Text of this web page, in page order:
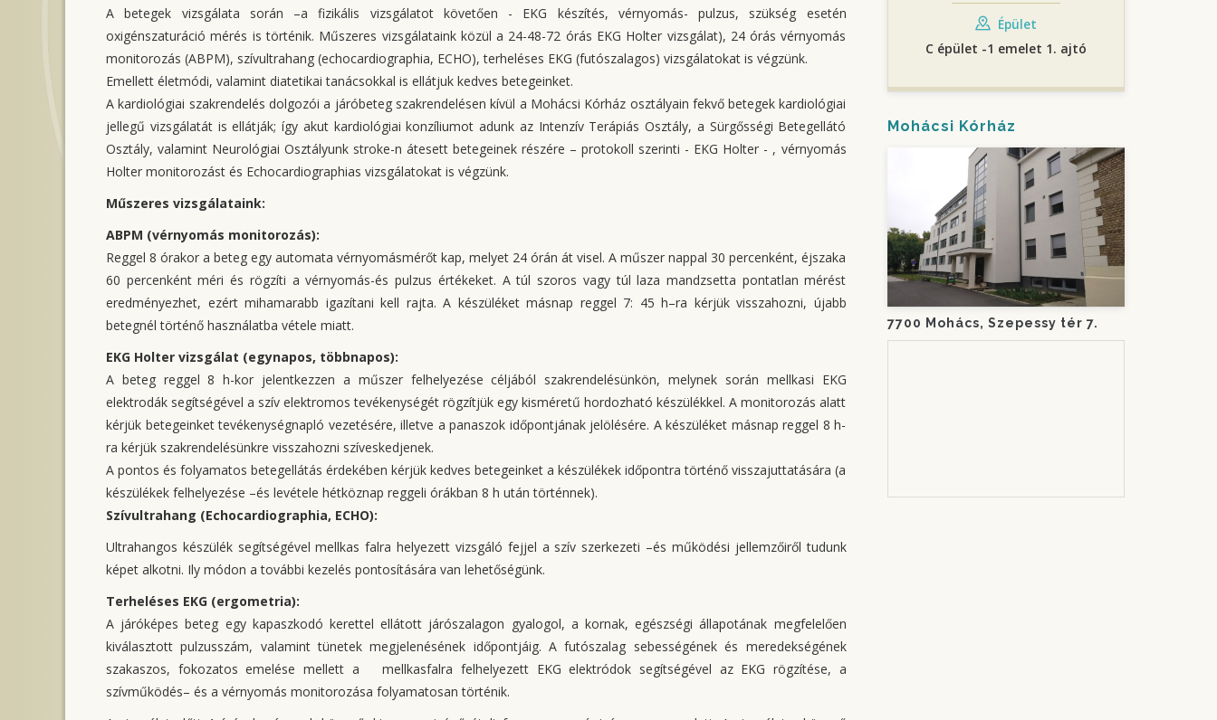
A betegek vizsgálata során –a fizikális vizsgálatot követően - EKG készítés, vérnyomás- pulzus, szükség esetén
oxigénszaturáció mérés is történik. Műszeres vizsgálataink közül a 24-48-72 órás EKG Holter vizsgálat), 24 órás vérnyomás
monitorozás (ABPM), szívultrahang (echocardiographia, ECHO), terheléses EKG (futószalagos) vizsgálatokat is végzünk.
Emellett életmódi, valamint diatetikai tanácsokkal is ellátjuk kedves betegeinket.
A kardiológiai szakrendelés dolgozói a járóbeteg szakrendelésen kívül a Mohácsi Kórház osztályain fekvő betegek kardiológiai
jellegű vizsgálatát is ellátják; így akut kardiológiai konzíliumot adunk az Intenzív Terápiás Osztály, a Sürgősségi Betegellátó
Osztály, valamint Neurológiai Osztályunk stroke-n átesett betegeinek részére – protokoll szerinti - EKG Holter - , vérnyomás
Holter monitorozást és Echocardiographias vizsgálatokat is végzünk.
Műszeres vizsgálataink:
ABPM (vérnyomás monitorozás):
Reggel 8 órakor a beteg egy automata vérnyomásmérőt kap, melyet 24 órán át visel. A műszer nappal 30 percenként, éjszaka
60 percenként méri és rögzíti a vérnyomás-és pulzus értékeket. A túl szoros vagy túl laza mandzsetta pontatlan mérést
eredményezhet, ezért mihamarabb igazítani kell rajta. A készüléket másnap reggel 7: 45 h–ra kérjük visszahozni, újabb
betegnél történő használatba vétele miatt.
EKG Holter vizsgálat (egynapos, többnapos):
A beteg reggel 8 h-kor jelentkezzen a műszer felhelyezése céljából szakrendelésünkön, melynek során mellkasi EKG
elektrodák segítségével a szív elektromos tevékenységét rögzítjük egy kisméretű hordozható készülékkel. A monitorozás alatt
kérjük betegeinket tevékenységnapló vezetésére, illetve a panaszok időpontjának jelölésére. A készüléket másnap reggel 8 h-
ra kérjük szakrendelésünkre visszahozni szíveskedjenek.
A pontos és folyamatos betegellátás érdekében kérjük kedves betegeinket a készülékek időpontra történő visszajuttatására (a
készülékek felhelyezése –és levétele hétköznap reggeli órákban 8 h után történnek).
Szívultrahang (Echocardiographia, ECHO):
Ultrahangos készülék segítségével mellkas falra helyezett vizsgáló fejjel a szív szerkezeti –és működési jellemzőiről tudunk
képet alkotni. Ily módon a további kezelés pontosítására van lehetőségünk.
Terheléses EKG (ergometria):
A járóképes beteg egy kapaszkodó kerettel ellátott járószalagon gyalogol, a kornak, egészségi állapotának megfelelően
kiválasztott pulzusszám, valamint tünetek megjelenésének időpontjáig. A futószalag sebességének és meredekségének
szakaszos, fokozatos emelése mellett a mellkasfalra felhelyezett EKG elektródok segítségével az EKG rögzítése, a
szívműködés– és a vérnyomás monitorozása folyamatosan történik.
Épület
C épület -1 emelet 1. ajtó
Mohácsi Kórház
7700 Mohács, Szepessy tér 7.